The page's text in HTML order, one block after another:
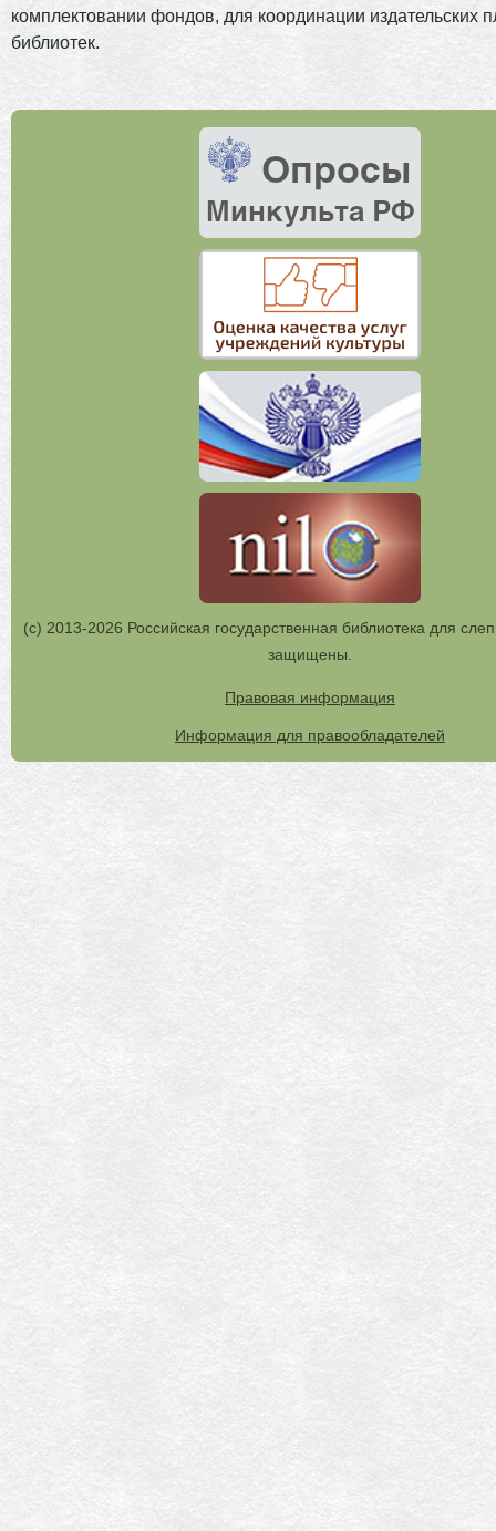
комплектовании фондов, для координации издательских
библиотек.
(с) 2013-2026 Российская государственная библиотека для
защищены.
Правовая информация
Информация для правообладателей